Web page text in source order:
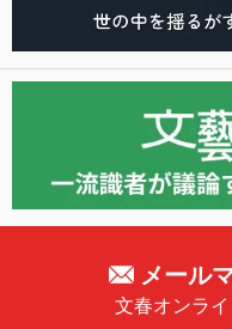
メール
文春オンラ